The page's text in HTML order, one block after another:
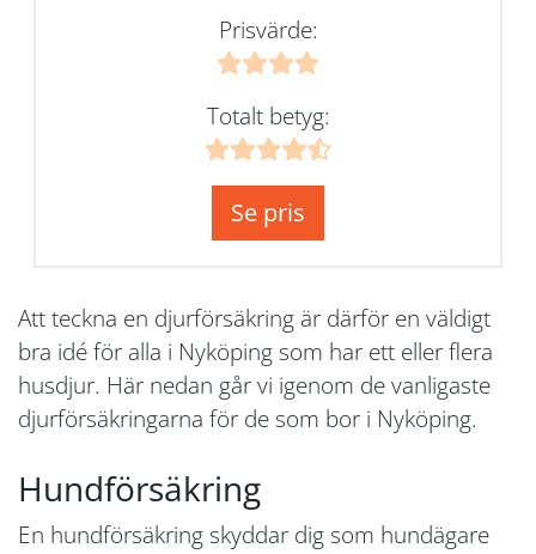
Prisvärde:
Totalt betyg:
Se pris
Att teckna en djurförsäkring är därför en väldigt
bra idé för alla i Nyköping som har ett eller flera
husdjur. Här nedan går vi igenom de vanligaste
djurförsäkringarna för de som bor i Nyköping.
Hundförsäkring
En hundförsäkring skyddar dig som hundägare